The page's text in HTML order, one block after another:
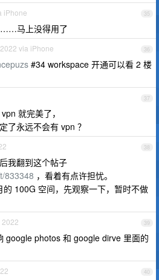
35
iPhone
马上没得用了
36
via iPhone
#34 workspace 开通可以看 2 楼
37
就完美了，
了永远不会有 vpn ？
38
我翻到这个帖子
833348 ，看着有点许担忧。
的 100G 空间，先观察一下，暂时不做
39
2022
google photos 和 google dirve 里面的
40